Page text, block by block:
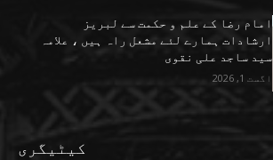
امام رضا کے علم و حکمت سے لبریز
ارشادات ہمارے لئے مشعل راہ ہیں ، علامہ
سید ساجد علی نقوی
اگست 1, 2026
کیٹیگری